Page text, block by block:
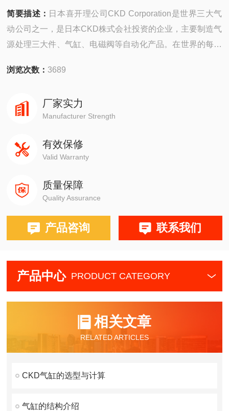
简要描述： 日本喜开理公司CKD Corporation是世界三大气
动公司之一，是日本CKD株式会社投资的企业，主要制造气
源处理三大件、气缸、电磁阀等自动化产品。在世界的每个
睐。
浏览次数：3689
厂家实力
Manufacturer Strength
有效保修
Valid Warranty
质量保障
Quality Assurance
产品咨询 联系我们
产品中心 PRODUCT CATEGORY
相关文章
RELATED ARTICLES
CKD气缸的选型与计算
气缸的结构介绍